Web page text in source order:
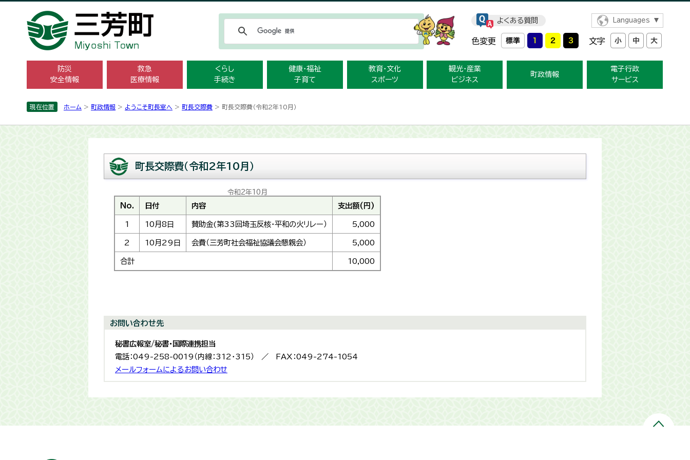
よくある質問 Languages
色変更 文字
防災
安全情報
救急
医療情報
くらし
手続き
健康・福祉
子育て
教育・文化
スポーツ
観光・産業
ビジネス
町政情報
電子行政
サービス
現在位置 ホーム > 町政情報 > ようこそ町長室へ > 町長交際費 > 町長交際費（令和2年10月）
町長交際費（令和2年10月）
令和2年10月
No. 日付 内容 支出額(円)
1 10月8日 賛助金(第33回埼玉反核・平和の火リレー） 5,000
2 10月29日 会費（三芳町社会福祉協議会懇親会） 5,000
合計 10,000
お問い合わせ先
秘書広報室/秘書・国際連携担当
電話：049-258-0019（内線：312・315） ／ FAX：049-274-1054
メールフォームによるお問い合わせ